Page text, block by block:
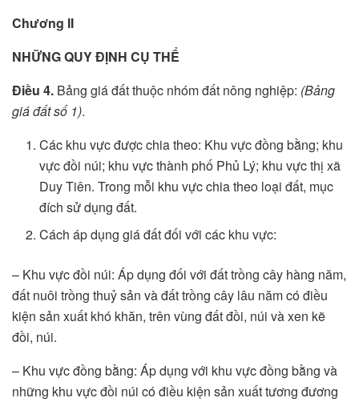
Chương II
NHỮNG QUY ĐỊNH CỤ THỂ
Điều 4. Bảng giá đất thuộc nhóm đất nông nghiệp: (Bảng
giá đất số 1).
Các khu vực được chia theo: Khu vực đồng bằng; khu
vực đồi núi; khu vực thành phố Phủ Lý; khu vực thị xã
Duy Tiên. Trong mỗi khu vực chia theo loại đất, mục
đích sử dụng đất.
Cách áp dụng giá đất đối với các khu vực:
– Khu vực đồi núi: Áp dụng đối với đất trồng cây hàng năm,
đất nuôi trồng thuỷ sản và đất trồng cây lâu năm có điều
kiện sản xuất khó khăn, trên vùng đất đồi, núi và xen kẽ
đồi, núi.
– Khu vực đồng bằng: Áp dụng với khu vực đồng bằng và
những khu vực đồi núi có điều kiện sản xuất tương đương